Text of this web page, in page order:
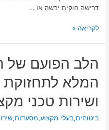
דרישה חוקית יבשה או …
לקריאה »
הלב הפועם של
המלא לתחזוקת
ושירות טכני
ביטוחים,בעלי מקצוע,מסעדות,
הלב
הפועם
של
הבניין:
המדריך
המלא
לתחזוקת